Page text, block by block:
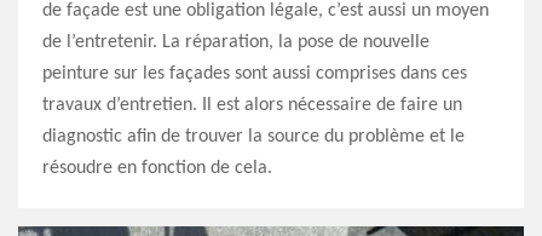
de façade est une obligation légale, c’est aussi un moyen
de l’entretenir. La réparation, la pose de nouvelle
peinture sur les façades sont aussi comprises dans ces
travaux d’entretien. Il est alors nécessaire de faire un
diagnostic afin de trouver la source du problème et le
résoudre en fonction de cela.